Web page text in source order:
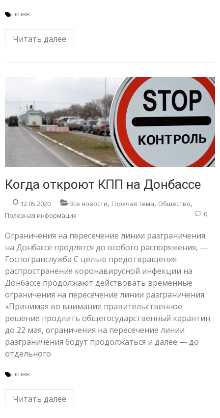
кпвв
Читать далее
Когда откроют КПП на Донбассе
12.05.2020 Все новости, Горячая тема, Общество,
Полезная информация 0
Ограничения на пересечение линии разграничения
на Донбассе продлятся до особого распоряжения, —
Госпогранслужба С целью предотвращения
распространения коронавирусной инфекции на
Донбассе продолжают действовать временные
ограничения на пересечение линии разграничения.
«Принимая во внимание правительственное
решение продлить общегосударственный карантин
до 22 мая, ограничения на пересечение линии
разграничения бодут продолжаться и далее — до
отдельного
кпвв
Читать далее